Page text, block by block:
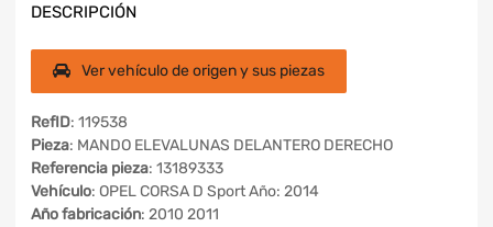
DESCRIPCIÓN
Ver vehículo de origen y sus piezas
RefID: 119538
Pieza: MANDO ELEVALUNAS DELANTERO DERECHO
Referencia pieza: 13189333
Vehículo: OPEL CORSA D Sport Año: 2014
Año fabricación: 2010 2011